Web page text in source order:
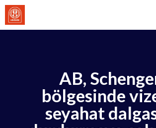
İçeriğe
atla
AB,
bölgesinde
seyahat